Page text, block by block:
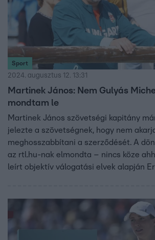
Sport
2024. augusztus 12. 13:31
Martinek János: Nem Gulyás
mondtam le
Martinek János szövetségi kapitány
jelezte a szövetségnek, hogy nem
meghosszabbítani a szerződését. A
az rtl.hu-nak elmondta – nincs köze
leírt objektív válogatási elvek alapján
feszültséget, reméli, hogy az olimpiai